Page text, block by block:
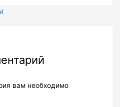
вам необходимо